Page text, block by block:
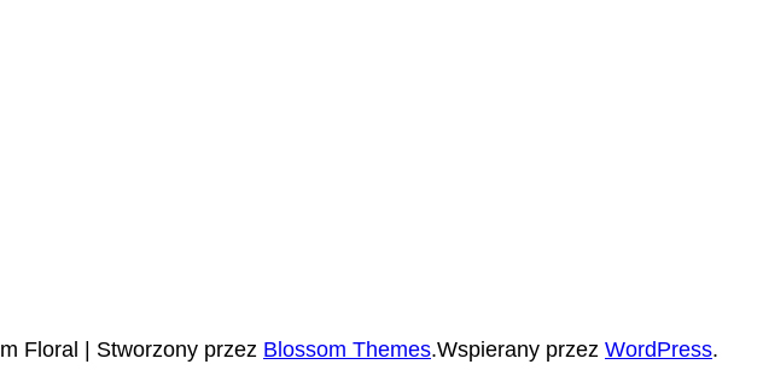
Floral | Stworzony przez Blossom Themes.Wspierany przez WordPress.